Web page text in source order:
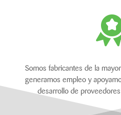
Somos fabricantes de la
generamos empleo y
desarrollo de proveedores